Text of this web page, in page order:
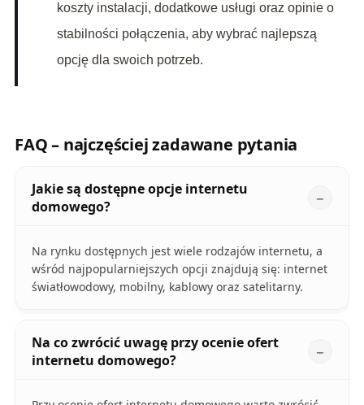
koszty instalacji, dodatkowe usługi oraz opinie o
stabilności połączenia, aby wybrać najlepszą
opcję dla swoich potrzeb.
FAQ – najczęściej zadawane pytania
Jakie są dostępne opcje internetu
domowego?
Na rynku dostępnych jest wiele rodzajów internetu, a
wśród najpopularniejszych opcji znajdują się: internet
światłowodowy, mobilny, kablowy oraz satelitarny.
Na co zwrócić uwagę przy ocenie ofert
internetu domowego?